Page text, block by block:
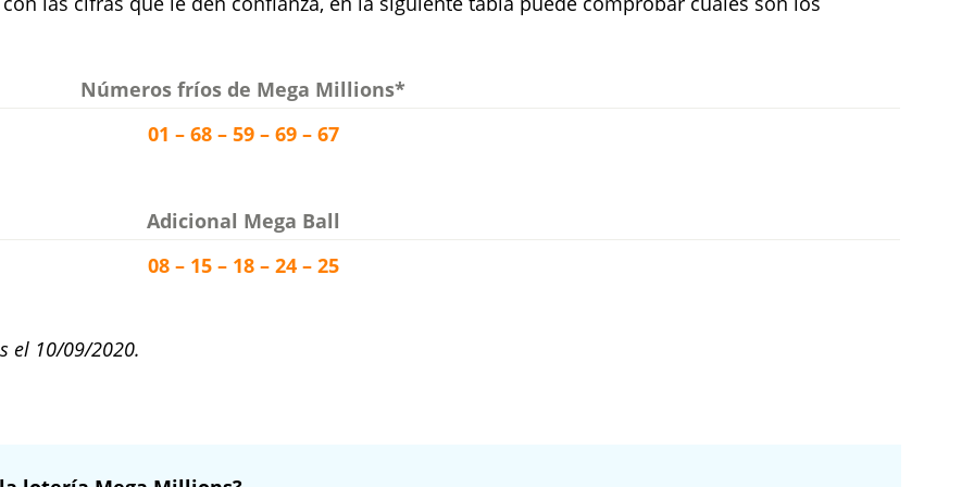
Números fríos de Mega Millions*
01 – 68 – 59 – 69 – 67
Adicional Mega Ball
08 – 15 – 18 – 24 – 25
el 10/09/2020.